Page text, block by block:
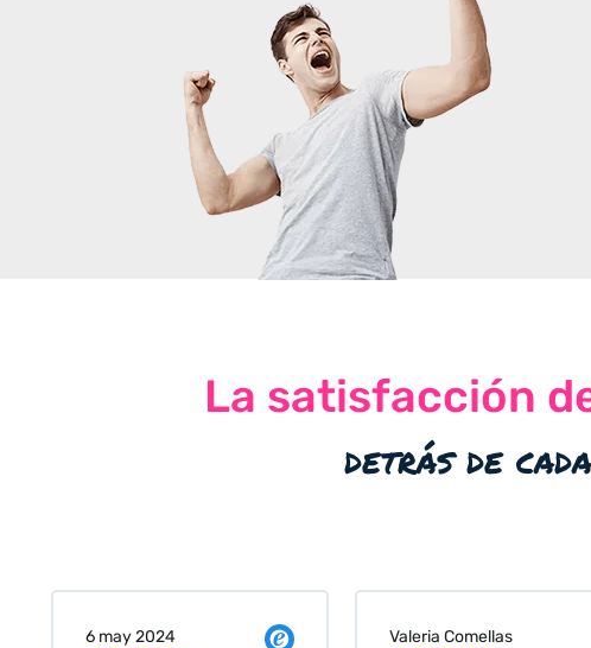
La satisfacción
detrás de
Valeria Comellas 25 abr 2024